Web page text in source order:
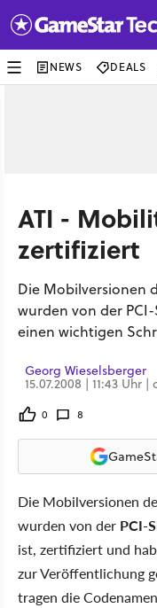
NEWS DEALS
ATI -
zertifiziert
Die Mobilversionen
wurden von der
einen wichtigen
Georg Wieselsberger
15.07.2008 | 11:43 Uhr
0 8
Die Mobilversionen
wurden von der PCI-
ist, zertifiziert und
zur Veröffentlichung
tragen die Codenamen